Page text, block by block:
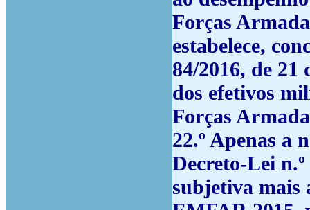
Forças
estabelece,
84/2016, de
dos efetivos
Forças
22.º Apenas a
Decreto-Lei
subjetiva mais